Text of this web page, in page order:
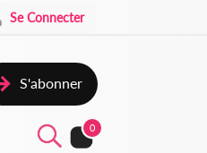
Se Connecter
S'abonner
0